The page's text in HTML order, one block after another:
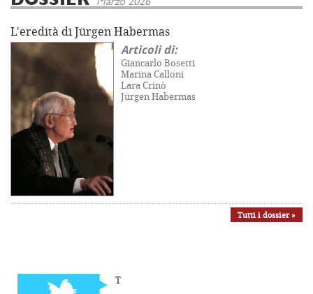
Marzo 2026
L'eredità di Jürgen Habermas
Articoli di:
Giancarlo Bosetti
Marina Calloni
Lara Crinò
Jürgen Habermas
Tutti i dossier »
T